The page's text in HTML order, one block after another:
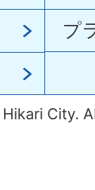
プ
City.